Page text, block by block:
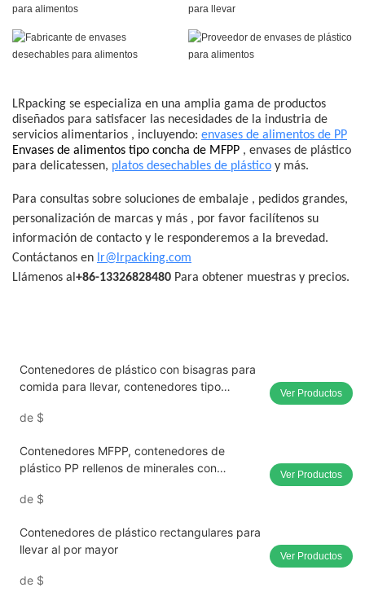
LRpacking se especializa en una amplia gama de productos
diseñados para satisfacer las necesidades de la industria de
servicios alimentarios , incluyendo: envases de alimentos de PP
Envases de alimentos tipo concha de MFPP , envases de plástico
para delicatessen, platos desechables de plástico y más.
Para consultas sobre soluciones de embalaje , pedidos grandes,
personalización de marcas y más , por favor facilítenos su
información de contacto y le responderemos a la brevedad.
Contáctanos en lr@lrpacking.com
Llámenos al +86-13326828480 Para obtener muestras y precios.
Contenedores de plástico con bisagras para
comida para llevar, contenedores tipo
de $
Ver Productos
Contenedores MFPP, contenedores de
plástico PP rellenos de minerales con
de $
Ver Productos
Contenedores de plástico rectangulares para
llevar al por mayor
de $
Ver Productos